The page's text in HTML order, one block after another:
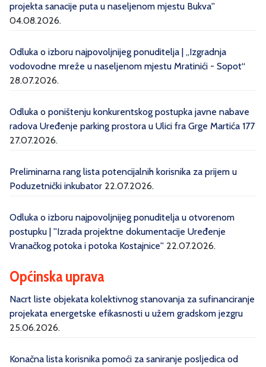
projekta sanacije puta u naseljenom mjestu Bukva''
04.08.2026.
Odluka o izboru najpovoljnijeg ponuditelja | „Izgradnja
vodovodne mreže u naseljenom mjestu Mratinići - Sopot“
28.07.2026.
Odluka o poništenju konkurentskog postupka javne nabave
radova Uređenje parking prostora u Ulici fra Grge Martića 177
27.07.2026.
Preliminarna rang lista potencijalnih korisnika za prijem u
Poduzetnički inkubator 22.07.2026.
Odluka o izboru najpovoljnijeg ponuditelja u otvorenom
postupku | ''Izrada projektne dokumentacije Uređenje
Vranačkog potoka i potoka Kostajnice'' 22.07.2026.
Općinska uprava
Nacrt liste objekata kolektivnog stanovanja za sufinanciranje
projekata energetske efikasnosti u užem gradskom jezgru
25.06.2026.
Konačna lista korisnika pomoći za saniranje posljedica od